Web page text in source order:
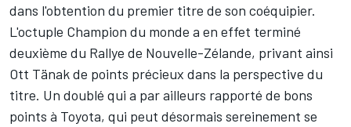
dans l'obtention du premier titre de son coéquipier.
L'octuple Champion du monde a en effet terminé
deuxième du Rallye de Nouvelle-Zélande, privant ainsi
Ott Tänakde points précieux dans la perspective du
titre. Un doublé qui a par ailleurs rapporté de bons
points à Toyota, qui peut désormais sereinement se